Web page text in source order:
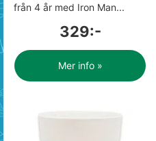
från 4 år med Iron Man...
329:-
Mer info »